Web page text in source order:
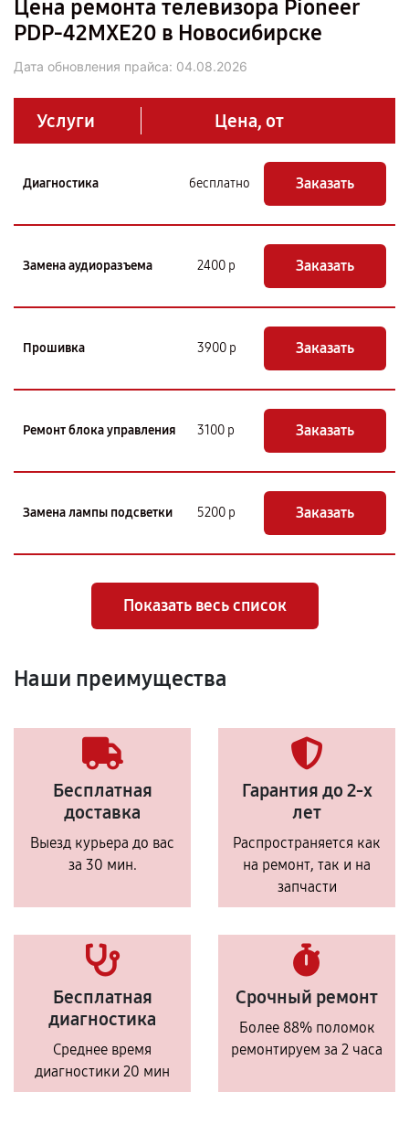
Цена ремонта телевизора Pioneer
PDP-42MXE20 в Новосибирске
Дата обновления прайса: 04.08.2026
Услуги Цена, от
Диагностика бесплатно Заказать
Замена аудиоразъема 2400 р Заказать
Прошивка 3900 р Заказать
Ремонт блока управления 3100 р Заказать
Замена лампы подсветки 5200 р Заказать
Показать весь список
Наши преимущества
Бесплатная
доставка
Выезд курьера до вас
за 30 мин.
Гарантия до 2-х
лет
Распространяется как
на ремонт, так и на
запчасти
Бесплатная
диагностика
Среднее время
диагностики 20 мин
Срочный ремонт
Более 88% поломок
ремонтируем за 2 часа